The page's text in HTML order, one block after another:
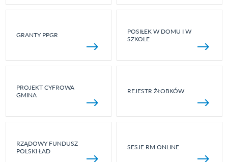
GRANTY PPGR
POSIŁEK W DOMU I W
SZKOLE
PROJEKT CYFROWA
GMINA
REJESTR ŻŁOBKÓW
RZĄDOWY FUNDUSZ
POLSKI ŁAD
SESJE RM ONLINE